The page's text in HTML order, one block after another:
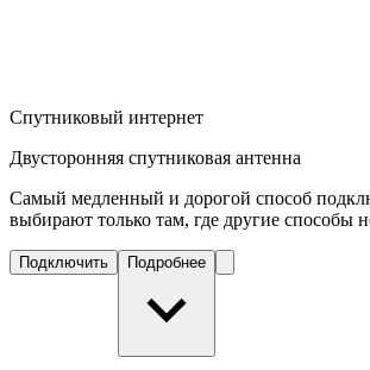
Спутниковый интернет
Двусторонняя спутниковая антенна
Самый медленный и дорогой способ
выбирают только там, где другие способы
Подключить Подробнее